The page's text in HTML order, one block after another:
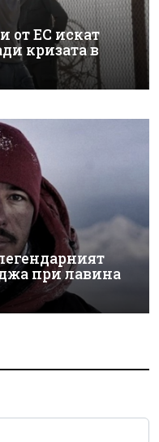
от ЕС искат
кризата в
при лавина